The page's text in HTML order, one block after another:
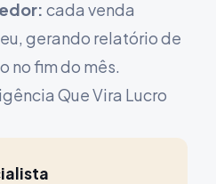
cada venda
gerando relatório de
no fim do mês.
Que Vira Lucro